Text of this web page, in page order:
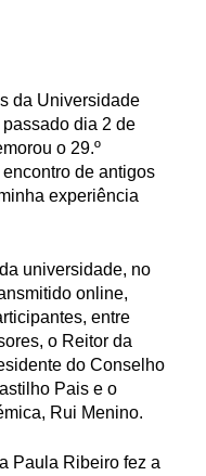
da Universidade
dia 2 de
o 29.º
de antigos
experiência
universidade, no
online,
entre
o Reitor da
do Conselho
Pais e o
Rui Menino.
Paula Ribeiro fez a